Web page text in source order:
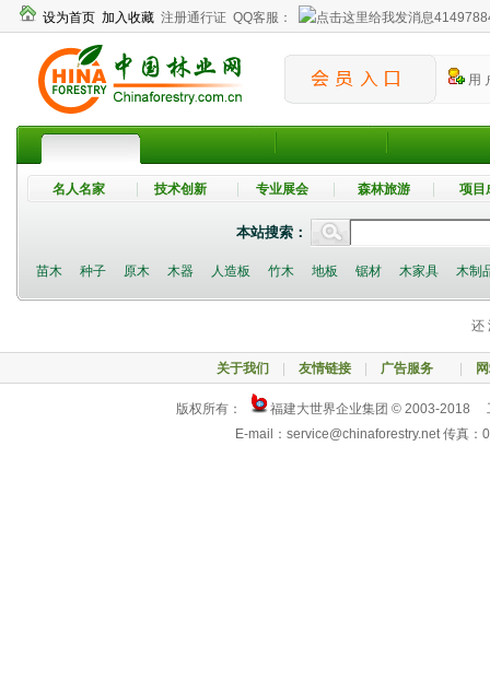
设为首页 加入收藏 注册通行证 QQ客服：
用
名人名家 技术创新 专业展会 森林旅游 项目
本站搜索：
苗木 种子 原木 木器 人造板 竹木 地板 锯材 木家具 木制
还
关于我们 友情链接| 广告服务
版权所有：
福建大世界企业集团 © 2003-2018
E-mail：service@chinaforestry.net 传真